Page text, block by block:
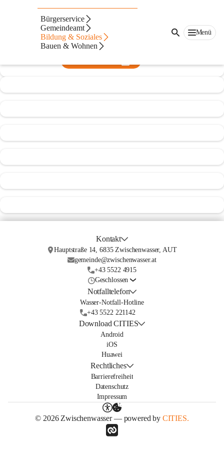
Bürgerservice
Gemeindeamt
Bildung & Soziales
Bauen & Wohnen
Menü
Kindergarten Muntlix
@kindergarten-muntlix
Kindergarten
Kontakt
Hauptstraße 14, 6835 Zwischenwasser, AUT
gemeinde@zwischenwasser.at
+43 5522 4915
Geschlossen
Notfalltelefon
Wasser-Notfall-Hotline
+43 5522 221142
Download CITIES
Android
iOS
Huawei
Rechtliches
Barrierefreiheit
Datenschutz
Impressum
© 2026 Zwischenwasser — powered by CITIES.